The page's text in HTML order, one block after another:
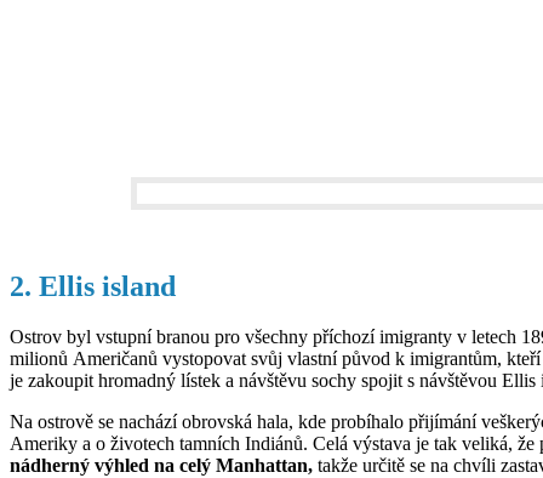
2. Ellis island
Ostrov byl vstupní branou pro všechny příchozí imigranty v letech
milionů Američanů vystopovat svůj vlastní původ k imigrantům,
je zakoupit hromadný lístek a návštěvu sochy spojit s návštěvou Ellis
Na ostrově se nachází obrovská hala, kde probíhalo přijímání
Ameriky a o životech tamních Indiánů. Celá výstava je tak veliká,
nádherný výhled na celý Manhattan, takže určitě se na chvíli